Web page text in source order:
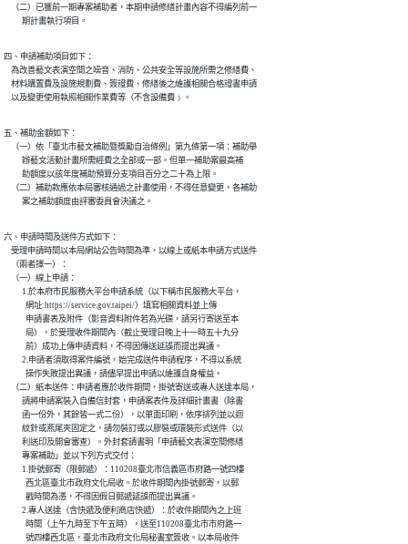
    （二）已獲前一期專案補助者，本期申請修繕計畫內容不得編列前一
          期計畫執行項目。
四、申請補助項目如下：
    為改善藝文表演空間之噪音、消防、公共安全等設施所需之修繕費、
    材料購置費及設施規劃費、簽證費、修繕後之維護相關合格證書申請
    以及變更使用執照相關作業費等（不含設備費﹚。
五、補助金額如下：
    （一）依「臺北市藝文補助暨獎勵自治條例」第九條第一項：補助舉
          辦藝文活動計畫所需經費之全部或一部。但單一補助案最高補
          助額度以該年度補助預算分支項目百分之二十為上限。
    （二）補助款應依本局審核通過之計畫使用，不得任意變更，各補助
          案之補助額度由評審委員會決議之。
六、申請時間及送件方式如下：
    受理申請時間以本局網站公告時間為準，以線上或紙本申請方式送件
    （兩者擇一）：
    （一）線上申請：
          1.於本府市民服務大平台申請系統（以下稱市民服務大平台，
            網址:https://service.gov.taipei/）填寫相關資料並上傳
            申請書表及附件（影音資料附件若為光碟，請另行寄送至本
            局），於受理收件期間內（截止受理日晚上十一時五十九分
            前）成功上傳申請資料，不得因傳送延誤而提出異議。
          2.申請者須取得案件編號，始完成送件申請程序，不得以系統
            操作失敗提出異議，請儘早提出申請以維護自身權益。
    （二）紙本送件：申請者應於收件期間，掛號寄送或專人送達本局，
          請將申請案裝入自備信封套，申請案表件及詳細計畫書（除書
          函一份外，其餘皆一式二份），以單面印刷，依序排列並以迴
          紋針或燕尾夾固定之，請勿裝訂或以膠裝或環裝形式送件（以
          利送印及開會審查）。外封套請書明「申請藝文表演空間修繕
          專案補助」並以下列方式交付：
          1.掛號郵寄（限郵遞）：110208臺北市信義區市府路一號四樓
            西北區臺北市政府文化局收。於收件期間內掛號郵寄，以郵
            戳時間為憑，不得因假日郵遞延誤而提出異議。
          2.專人送達（含快遞及便利商店快遞）：於收件期間內之上班
            時間（上午九時至下午五時），送至110208臺北市市府路一
            號四樓西北區，臺北市政府文化局秘書室簽收。以本局收件